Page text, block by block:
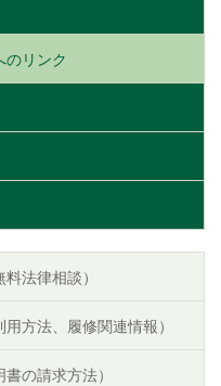
のリンク
法律相談）
方法、履修関連情報）
の請求方法）